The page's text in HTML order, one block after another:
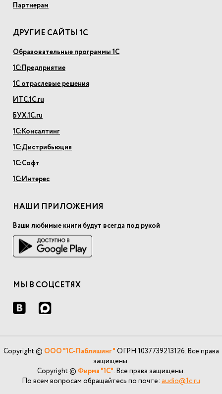
Партнерам
ДРУГИЕ САЙТЫ 1С
Образовательные программы 1С
1С:Предприятие
1С отраслевые решения
ИТС.1С.ru
БУХ.1С.ru
1С:Консалтинг
1С:Дистрибьюция
1С:Софт
1С:Интерес
НАШИ ПРИЛОЖЕНИЯ
Ваши любимые книги будут всегда под рукой
МЫ В СОЦСЕТЯХ
Copyright © ООО "1С-Паблишинг" ОГРН 1037739213126. Все права
защищены.
Copyright © Фирма "1С". Все права защищены.
По всем вопросам обращайтесь по почте: audio@1c.ru